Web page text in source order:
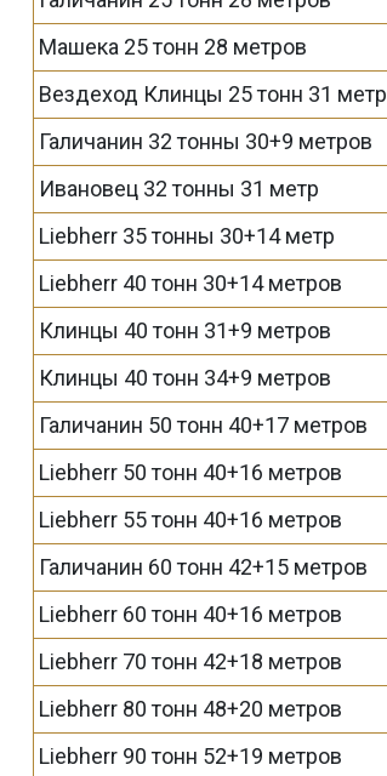
Машека 25 тонн 28 метров
Вездеход Клинцы 25 тонн 31 метр
Галичанин 32 тонны 30+9 метров
Ивановец 32 тонны 31 метр
Liebherr 35 тонны 30+14 метр
Liebherr 40 тонн 30+14 метров
Клинцы 40 тонн 31+9 метров
Клинцы 40 тонн 34+9 метров
Галичанин 50 тонн 40+17 метров
Liebherr 50 тонн 40+16 метров
Liebherr 55 тонн 40+16 метров
Галичанин 60 тонн 42+15 метров
Liebherr 60 тонн 40+16 метров
Liebherr 70 тонн 42+18 метров
Liebherr 80 тонн 48+20 метров
Liebherr 90 тонн 52+19 метров